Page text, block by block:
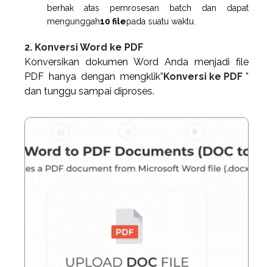
berhak atas pemrosesan batch dan dapat
mengunggah10 filepada suatu waktu.
2. Konversi Word ke PDF
Konversikan dokumen Word Anda menjadi file
PDF hanya dengan mengklik”Konversi ke PDF ”
dan tunggu sampai diproses.